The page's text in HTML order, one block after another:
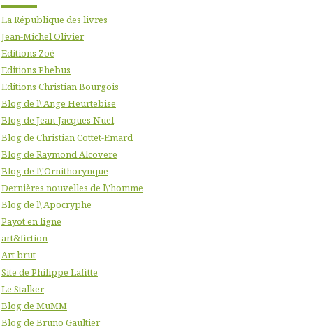
La République des livres
Jean-Michel Olivier
Editions Zoé
Editions Phebus
Editions Christian Bourgois
Blog de l\'Ange Heurtebise
Blog de Jean-Jacques Nuel
Blog de Christian Cottet-Emard
Blog de Raymond Alcovere
Blog de l\'Ornithorynque
Dernières nouvelles de l\'homme
Blog de l\'Apocryphe
Payot en ligne
art&fiction
Art brut
Site de Philippe Lafitte
Le Stalker
Blog de MuMM
Blog de Bruno Gaultier